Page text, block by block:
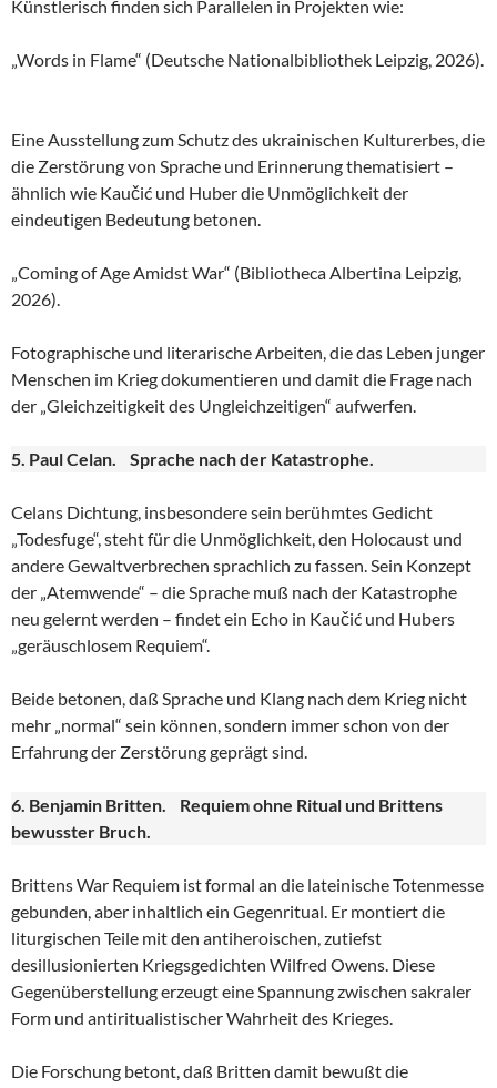
Künstlerisch finden sich Parallelen in Projekten wie:
„Words in Flame“ (Deutsche Nationalbibliothek Leipzig, 2026).
Eine Ausstellung zum Schutz des ukrainischen Kulturerbes, die
die Zerstörung von Sprache und Erinnerung thematisiert –
ähnlich wie Kaučić und Huber die Unmöglichkeit der
eindeutigen Bedeutung betonen.
„Coming of Age Amidst War“ (Bibliotheca Albertina Leipzig,
2026).
Fotographische und literarische Arbeiten, die das Leben junger
Menschen im Krieg dokumentieren und damit die Frage nach
der „Gleichzeitigkeit des Ungleichzeitigen“ aufwerfen.
5. Paul Celan. Sprache nach der Katastrophe.
Celans Dichtung, insbesondere sein berühmtes Gedicht
„Todesfuge“, steht für die Unmöglichkeit, den Holocaust und
andere Gewaltverbrechen sprachlich zu fassen. Sein Konzept
der „Atemwende“ – die Sprache muß nach der Katastrophe
neu gelernt werden – findet ein Echo in Kaučić und Hubers
„geräuschlosem Requiem“.
Beide betonen, daß Sprache und Klang nach dem Krieg nicht
mehr „normal“ sein können, sondern immer schon von der
Erfahrung der Zerstörung geprägt sind.
6. Benjamin Britten. Requiem ohne Ritual und Brittens
bewusster Bruch.
Brittens War Requiem ist formal an die lateinische Totenmesse
gebunden, aber inhaltlich ein Gegenritual. Er montiert die
liturgischen Teile mit den antiheroischen, zutiefst
desillusionierten Kriegsgedichten Wilfred Owens. Diese
Gegenüberstellung erzeugt eine Spannung zwischen sakraler
Form und antiritualistischer Wahrheit des Krieges.
Die Forschung betont, daß Britten damit bewußt die